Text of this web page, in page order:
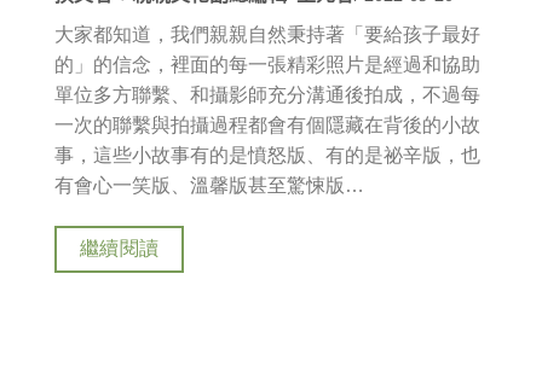
大家都知道，我們親親自然秉持著「要給孩子最好
的」的信念，裡面的每一張精彩照片是經過和協助
單位多方聯繫、和攝影師充分溝通後拍成，不過每
一次的聯繫與拍攝過程都會有個隱藏在背後的小故
事，這些小故事有的是憤怒版、有的是祕辛版，也
有會心一笑版、溫馨版甚至驚悚版…
繼續閱讀